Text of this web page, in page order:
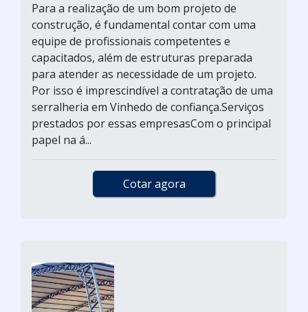
Para a realização de um bom projeto de
construção, é fundamental contar com uma
equipe de profissionais competentes e
capacitados, além de estruturas preparada
para atender as necessidade de um projeto.
Por isso é imprescindível a contratação de uma
serralheria em Vinhedo de confiança.Serviços
prestados por essas empresasCom o principal
papel na á...
Cotar agora